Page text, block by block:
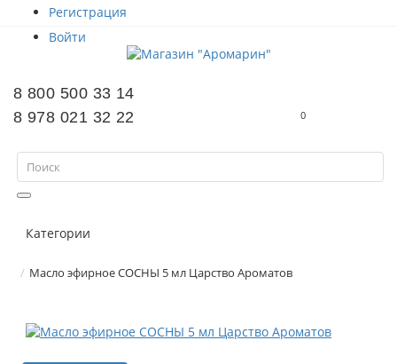
Регистрация
Войти
8 800 500 33 14
8 978 021 32 22
0
Категории
Масло эфирное СОСНЫ 5 мл Царство Ароматов